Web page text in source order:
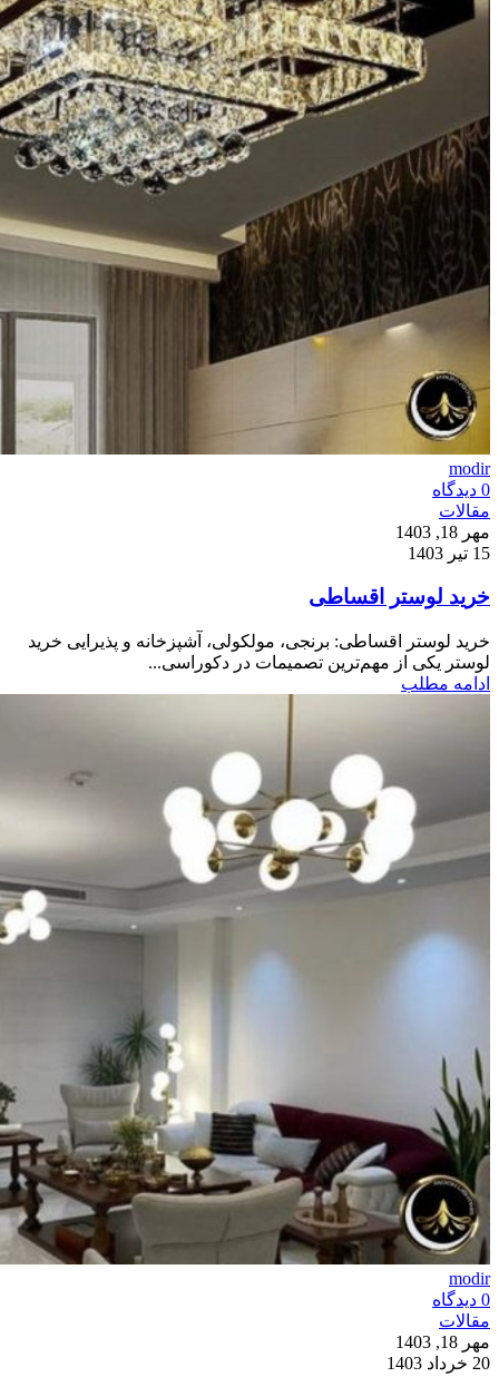
modir
0 دیدگاه
مقالات
مهر 18, 1403
15 تیر 1403
خرید لوستر اقساطی
خرید لوستر اقساطی: برنجی، مولکولی، آشپزخانه و پذیرایی خرید
لوستر یکی از مهم‌ترین تصمیمات در دکوراسی...
ادامه مطلب
modir
0 دیدگاه
مقالات
مهر 18, 1403
20 خرداد 1403